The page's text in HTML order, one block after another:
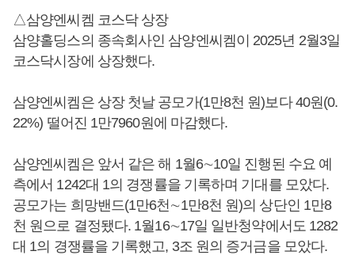
△삼양엔씨켐 코스닥 상장
삼양홀딩스의 종속회사인 삼양엔씨켐이 2025년 2월3일
코스닥시장에 상장했다.
삼양엔씨켐은 상장 첫날 공모가(1만8천 원)보다 40원(0.
22%) 떨어진 1만7960원에 마감했다.
삼양엔씨켐은 앞서 같은 해 1월6∼10일 진행된 수요 예
측에서 1242대 1의 경쟁률을 기록하며 기대를 모았다.
공모가는 희망밴드(1만6천∼1만8천 원)의 상단인 1만8
천 원으로 결정됐다. 1월16∼17일 일반청약에서도 1282
대 1의 경쟁률을 기록했고, 3조 원의 증거금을 모았다.